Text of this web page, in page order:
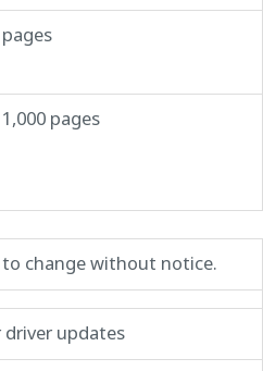
pages
change without notice.
updates